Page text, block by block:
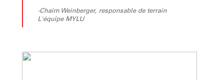
-Chaim Weinberger, responsable de terrain
L'équipe MYLU